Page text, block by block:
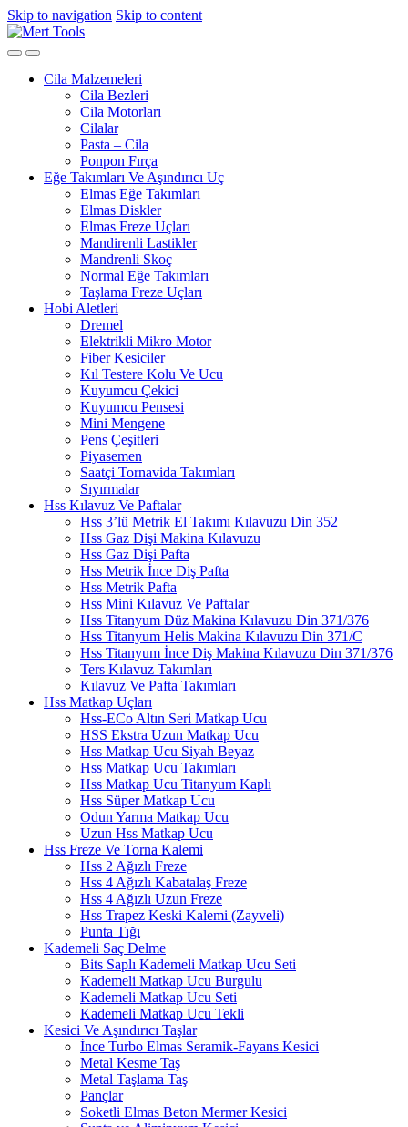
Skip to navigation Skip to content
Cila Malzemeleri
Cila Bezleri
Cila Motorları
Cilalar
Pasta – Cila
Ponpon Fırça
Eğe Takımları Ve Aşındırıcı Uç
Elmas Eğe Takımları
Elmas Diskler
Elmas Freze Uçları
Mandirenli Lastikler
Mandrenli Skoç
Normal Eğe Takımları
Taşlama Freze Uçları
Hobi Aletleri
Dremel
Elektrikli Mikro Motor
Fiber Kesiciler
Kıl Testere Kolu Ve Ucu
Kuyumcu Çekici
Kuyumcu Pensesi
Mini Mengene
Pens Çeşitleri
Piyasemen
Saatçi Tornavida Takımları
Sıyırmalar
Hss Kılavuz Ve Paftalar
Hss 3’lü Metrik El Takımı Kılavuzu Din 352
Hss Gaz Dişi Makina Kılavuzu
Hss Gaz Dişi Pafta
Hss Metrik İnce Diş Pafta
Hss Metrik Pafta
Hss Mini Kılavuz Ve Paftalar
Hss Titanyum Düz Makina Kılavuzu Din 371/376
Hss Titanyum Helis Makina Kılavuzu Din 371/C
Hss Titanyum İnce Diş Makina Kılavuzu Din 371/376
Ters Kılavuz Takımları
Kılavuz Ve Pafta Takımları
Hss Matkap Uçları
Hss-ECo Altın Seri Matkap Ucu
HSS Ekstra Uzun Matkap Ucu
Hss Matkap Ucu Siyah Beyaz
Hss Matkap Ucu Takımları
Hss Matkap Ucu Titanyum Kaplı
Hss Süper Matkap Ucu
Odun Yarma Matkap Ucu
Uzun Hss Matkap Ucu
Hss Freze Ve Torna Kalemi
Hss 2 Ağızlı Freze
Hss 4 Ağızlı Kabatalaş Freze
Hss 4 Ağızlı Uzun Freze
Hss Trapez Keski Kalemi (Zayveli)
Punta Tığı
Kademeli Saç Delme
Bits Saplı Kademeli Matkap Ucu Seti
Kademeli Matkap Ucu Burgulu
Kademeli Matkap Ucu Seti
Kademeli Matkap Ucu Tekli
Kesici Ve Aşındırıcı Taşlar
İnce Turbo Elmas Seramik-Fayans Kesici
Metal Kesme Taş
Metal Taşlama Taş
Pançlar
Soketli Elmas Beton Mermer Kesici